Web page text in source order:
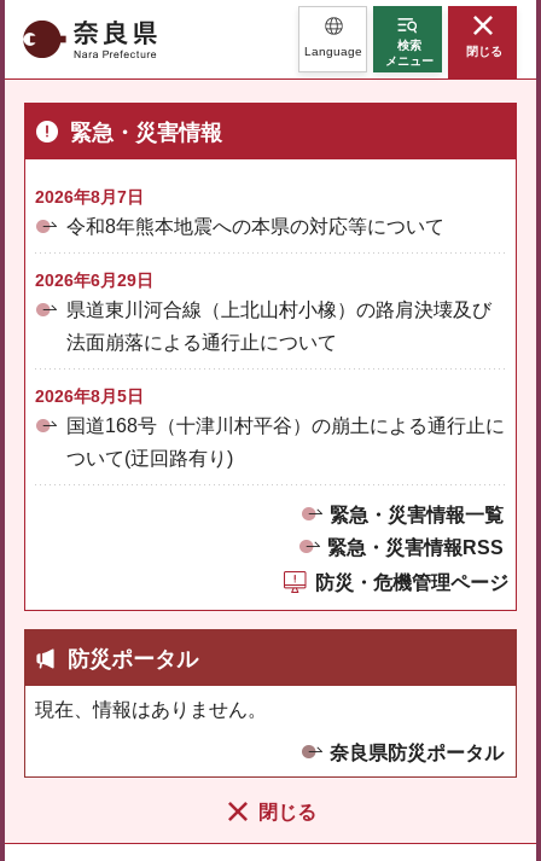
奈良県 Language
検索
メニュー
閉じる
緊急・災害情報
2026年8月7日
令和8年熊本地震への本県の対応等について
2026年6月29日
県道東川河合線（上北山村小橡）の路肩決壊及び
法面崩落による通行止について
2026年8月5日
国道168号（十津川村平谷）の崩土による通行止に
ついて(迂回路有り)
緊急・災害情報一覧
緊急・災害情報RSS
防災・危機管理ページ
防災ポータル
現在、情報はありません。
奈良県防災ポータル
閉じる